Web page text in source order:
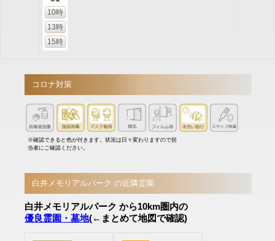
10時
13時
15時
コロナ対策
※確認できると色が付きます。状況は日々変わりますので担
当者にご確認ください。
白井メモリアルパーク の近隣霊園
白井メモリアルパーク から10km圏内の
優良霊園・墓地(←まとめて地図で確認)